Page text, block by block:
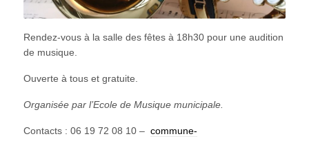
Rendez-vous à la salle des fêtes à 18h30 pour une audition
de musique.
Ouverte à tous et gratuite.
Organisée par l’Ecole de Musique municipale.
Contacts : 06 19 72 08 10 – commune-